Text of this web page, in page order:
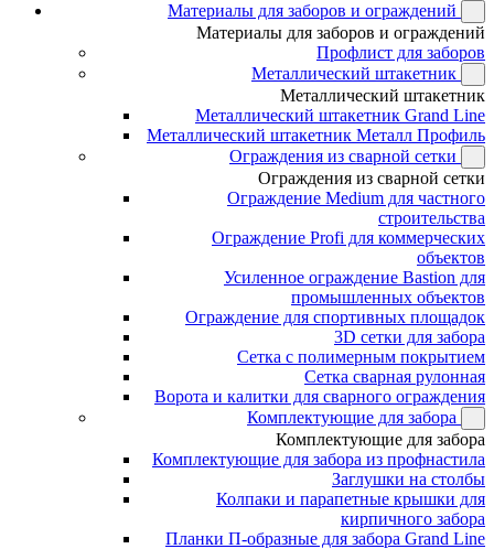
Материалы для заборов и ограждений
Материалы для заборов и ограждений
Профлист для заборов
Металлический штакетник
Металлический штакетник
Металлический штакетник Grand Line
Металлический штакетник Металл Профиль
Ограждения из сварной сетки
Ограждения из сварной сетки
Ограждение Medium для частного
строительства
Ограждение Profi для коммерческих
объектов
Усиленное ограждение Bastion для
промышленных объектов
Ограждение для спортивных площадок
3D сетки для забора
Сетка с полимерным покрытием
Сетка сварная рулонная
Ворота и калитки для сварного ограждения
Комплектующие для забора
Комплектующие для забора
Комплектующие для забора из профнастила
Заглушки на столбы
Колпаки и парапетные крышки для
кирпичного забора
Планки П-образные для забора Grand Line